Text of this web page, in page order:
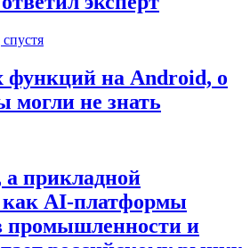
спустя
функций на Android, о
могли не знать
а прикладной
как AI-платформы
промышленности и